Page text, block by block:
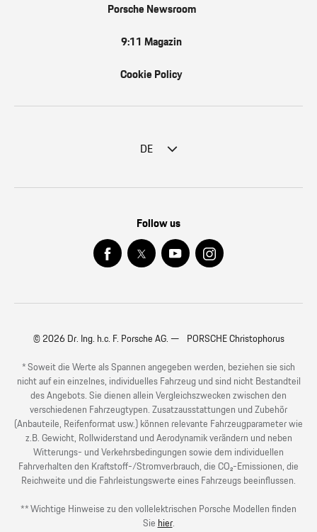
Porsche Newsroom
9:11 Magazin
Cookie Policy
DE
Follow us
© 2026 Dr. Ing. h.c. F. Porsche AG. — PORSCHE Christophorus
* Soweit die Werte als Spannen angegeben werden, beziehen sie sich
nicht auf ein einzelnes, individuelles Fahrzeug und sind nicht Bestandteil
des Angebots. Sie dienen allein Vergleichszwecken zwischen den
verschiedenen Fahrzeugtypen. Zusatzausstattungen und Zubehör
(Anbauteile, Reifenformat usw.) können relevante Fahrzeugparameter wie
z.B. Gewicht, Rollwiderstand und Aerodynamik verändern und neben
Witterungs- und Verkehrsbedingungen sowie dem individuellen
Fahrverhalten den Kraftstoff-/Stromverbrauch, die CO₂-Emissionen, die
Reichweite und die Fahrleistungswerte eines Fahrzeugs beeinflussen.
** Wichtige Hinweise zu den vollelektrischen Porsche Modellen finden
Sie hier.